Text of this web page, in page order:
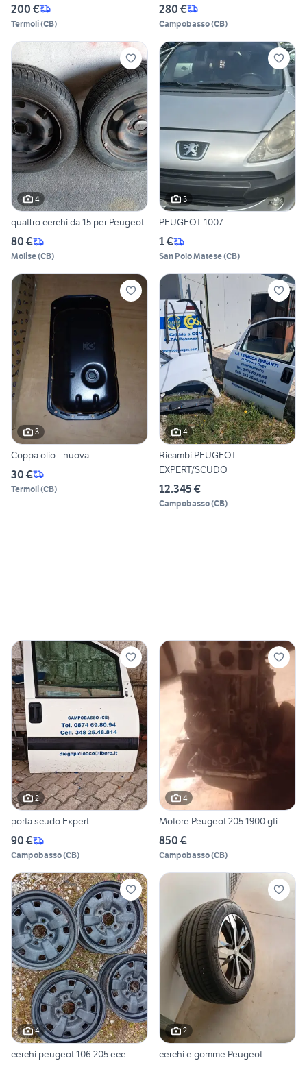
200 €
Termoli(CB)
280 €
Campobasso(CB)
4
quattro cerchi da 15 per Peugeot
80 €
Molise(CB)
3
PEUGEOT 1007
1 €
San Polo Matese(CB)
3
Coppa olio - nuova
30 €
Termoli(CB)
4
Ricambi PEUGEOT
EXPERT/SCUDO
12.345 €
Campobasso(CB)
2
porta scudo Expert
90 €
Campobasso(CB)
4
Motore Peugeot 205 1900 gti
850 €
Campobasso(CB)
4
cerchi peugeot 106 205 ecc
2
cerchi e gomme Peugeot